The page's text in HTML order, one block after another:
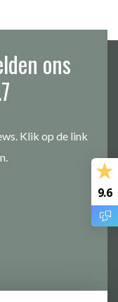
ons
Klik op de link
9.6